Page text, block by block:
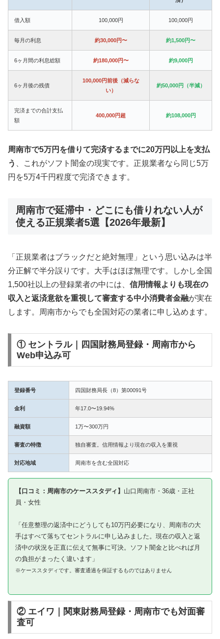
借入額 100,000円 100,000円
毎月の利息 約30,000円〜 約1,500円〜
6ヶ月間の利息総額 約180,000円〜 約9,000円
6ヶ月後の残債
100,000円前後（減らな
い）
約50,000円（半減）
完済までの合計支払
額
400,000円超 約108,000円
周南市で5万円を借りて完済するまでに20万円以上を支払
う
、これがソフト闇金の現実です。正規業者なら同じ5万
円を5万4千円程度で完済できます。
周南市で延滞中・どこにも借りれない人が
使える正規業者5選【2026年最新】
「正規業者はブラックだと絶対無理」という思い込みは半
分正解で半分誤りです。大手はほぼ無理です。しかし全国
1,500社以上の登録業者の中には、 信用情報よりも現在の
収入と返済意欲を重視して審査する中小消費者金融が実在
します。周南市からでも全国対応の業者に申し込めます。
① セントラル｜四国財務局登録・周南市から
Web申込み可
登録番号 四国財務局長（8）第00091号
金利 年17.0〜19.94%
融資額 1万〜300万円
審査の特徴 独自審査。信用情報より現在の収入を重視
対応地域 周南市を含む全国対応
【口コミ：周南市のケーススタディ】 山口周南市・36歳・正社
員・女性
「任意整理の返済中にどうしても10万円必要になり、周南市の大
手はすべて落ちてセントラルに申し込みました。現在の収入と返
済中の状況を正直に伝えて無事に可決。ソフト闇金と比べれば月
の負担がまったく違います」
※ケーススタディです。審査通過を保証するものではありません
② エイワ｜関東財務局登録・周南市でも対面審
査可